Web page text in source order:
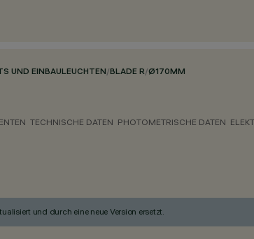
UND EINBAULEUCHTEN/BLADE R/Ø170MM
TECHNISCHE DATEN PHOTOMETRISCHE DATEN
und durch eine neue Version ersetzt.